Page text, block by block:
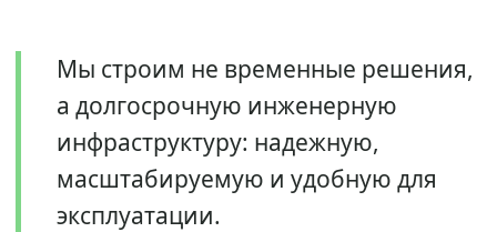
Мы строим не временные решения,
а долгосрочную инженерную
инфраструктуру: надежную,
масштабируемую и удобную для
эксплуатации.